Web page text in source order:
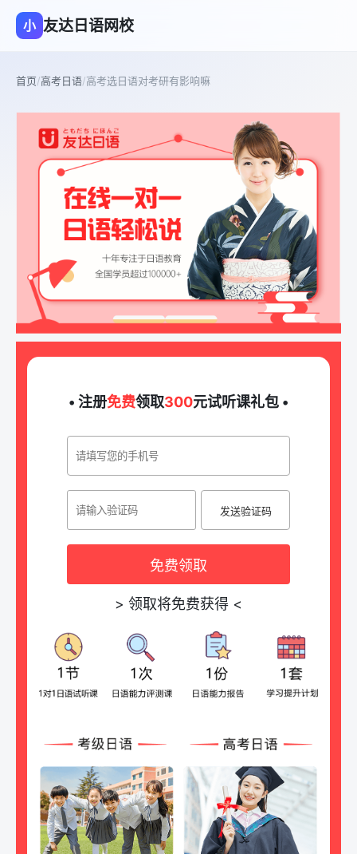
小 友达日语网校
首页/高考日语/高考选日语对考研有影响嘛
• 注册免费领取300元试听课礼包 •
发送验证码
免费领取
> 领取将免费获得 <